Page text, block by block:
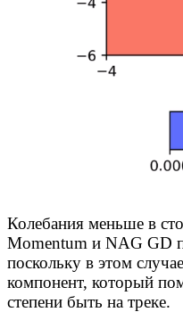
Колебания меньше в
Momentum и NAG GD
поскольку в этом
компонент, который
степени быть на треке.